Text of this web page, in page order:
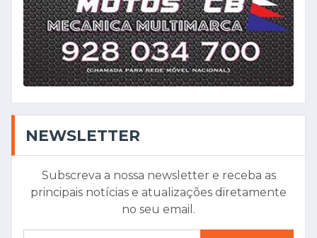
NEWSLETTER
Subscreva a nossa newsletter e receba as
principais notícias e atualizações diretamente
no seu email.